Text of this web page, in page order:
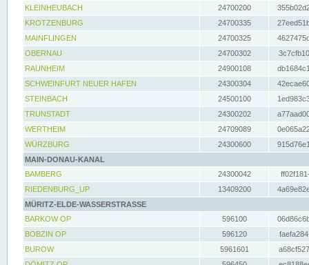
KLEINHEUBACH 24700200
KROTZENBURG
24700335
MAINFLINGEN
24700325
OBERNAU
24700302
RAUNHEIM
24900108
SCHWEINFURT NEUER HAFEN
24300304
STEINBACH
24500100
TRUNSTADT
24300202
WERTHEIM
24709089
WÜRZBURG
24300600
MAIN-DONAU-KANAL
BAMBERG
24300042
RIEDENBURG_UP
13409200
MÜRITZ-ELDE-WASSERSTRASSE
BARKOW OP
596100
BOBZIN OP
596120
BUROW
5961601